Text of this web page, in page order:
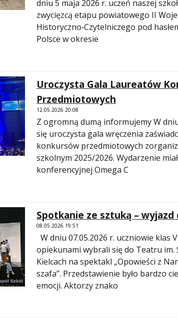
dniu 5 maja 2026 r. uczeń naszej
zwycięzcą etapu powiatowego II
Historyczno‑Czytelniczego pod
Polsce w okresie
Uroczysta Gala Laureatów
Przedmiotowych
12.05.2026 20:08
Z ogromną dumą informujemy W
się uroczysta gala wręczenia
konkursów przedmiotowych
szkolnym 2025/2026. Wydarzenie
konferencyjnej Omega C
Spotkanie ze sztuką –
08.05.2026 19:51
W dniu 07.05.2026 r. uczniowie klas
opiekunami wybrali się do Teatru im.
Kielcach na spektakl „Opowieści z
szafa”. Przedstawienie było bardzo
emocji. Aktorzy znako